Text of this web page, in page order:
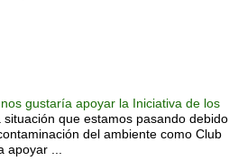
gustaría apoyar la Iniciativa de los
situación que estamos pasando debido
del ambiente como Club
...